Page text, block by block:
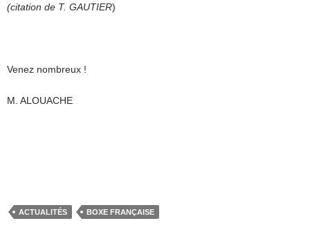
(citation de T. GAUTIER)
Venez nombreux !
M. ALOUACHE
ACTUALITÉS BOXE FRANÇAISE